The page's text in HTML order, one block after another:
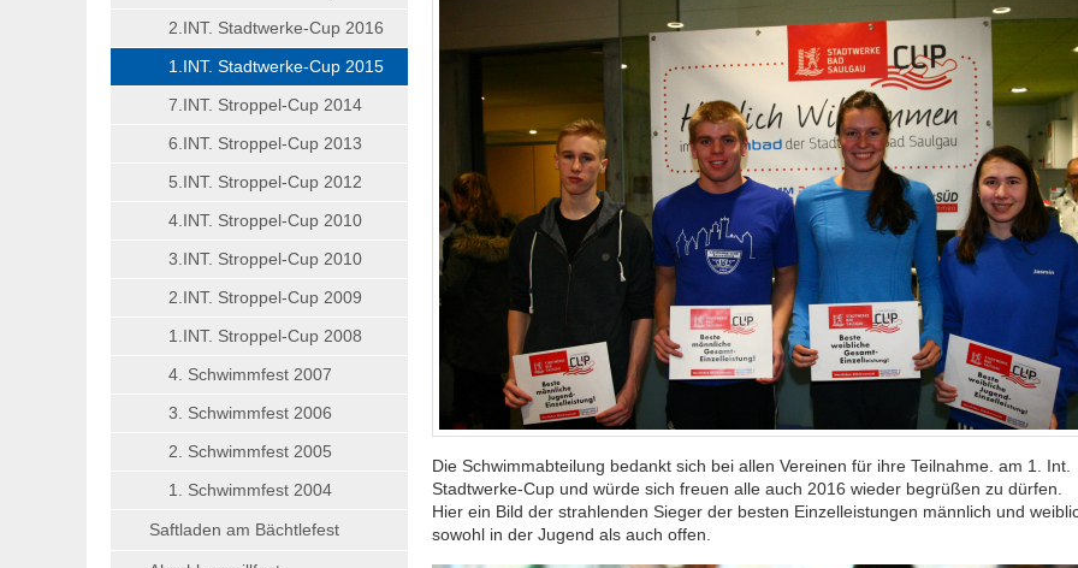
2.INT. Stadtwerke-Cup 2016
1.INT. Stadtwerke-Cup 2015
7.INT. Stroppel-Cup 2014
6.INT. Stroppel-Cup 2013
5.INT. Stroppel-Cup 2012
4.INT. Stroppel-Cup 2010
3.INT. Stroppel-Cup 2010
2.INT. Stroppel-Cup 2009
1.INT. Stroppel-Cup 2008
4. Schwimmfest 2007
3. Schwimmfest 2006
2. Schwimmfest 2005
1. Schwimmfest 2004
Saftladen am Bächtlefest
Die Schwimmabteilung bedankt sich bei allen Vereinen für ihre Teilnahme. am 1. Int.
Stadtwerke-Cup und würde sich freuen alle auch 2016 wieder begrüßen zu dürfen.
Hier ein Bild der strahlenden Sieger der besten Einzelleistungen männlich und
sowohl in der Jugend als auch offen.